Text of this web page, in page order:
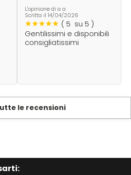
Tecna
Tecnofilati
Tek
Tigi
L'opinione di a a
Scritta il 14/04/2026
( 5 su 5 )
Gentilissimi e disponibili
consigliatissimi
le recensioni